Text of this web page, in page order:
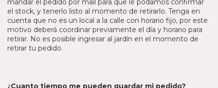
mandar el pedido por mail para que le podamos confirmar
el stock, y tenerlo listo al momento de retirarlo. Tenga en
cuenta que no es un local a la calle con horario fijo, por este
motivo deberá coordinar previamente el día y horario para
retirar. No es posible ingresar al jardín en el momento de
retirar tu pedido.
¿Cuanto tiempo me pueden guardar mi pedido?